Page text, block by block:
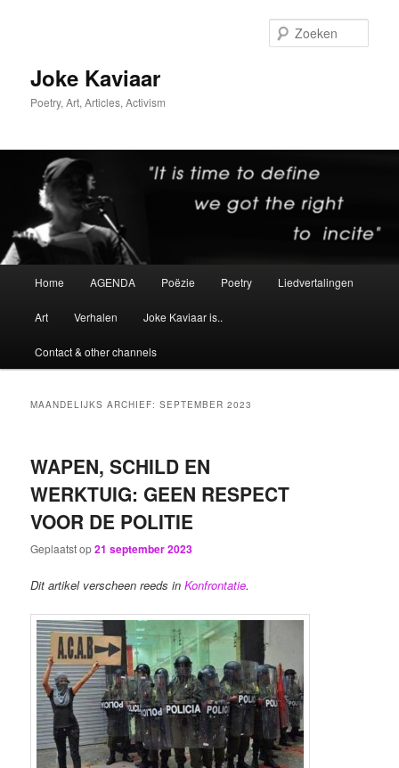
inhoud
inhoudJoke Kaviaar
Poetry, Art, Articles, Activism
Home AGENDA Poëzie Poetry Liedvertalingen
Art Verhalen Joke Kaviaar is..
Contact & other channels
MAANDELIJKS ARCHIEF:SEPTEMBER 2023
WAPEN, SCHILD EN
WERKTUIG: GEEN RESPECT
VOOR DE POLITIE
Geplaatst op21 september 2023
Dit artikel verscheen reeds inKonfrontatie.